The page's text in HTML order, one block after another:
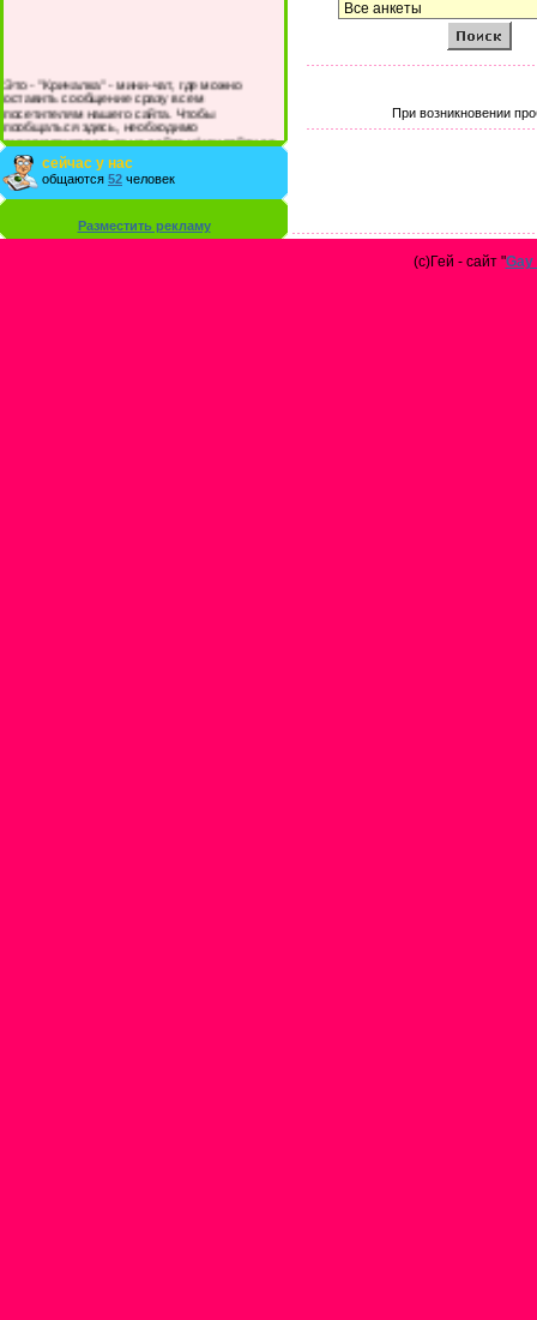
Это - "Кричалка" - мини-чат, где можно
оставить сообщение сразу всем
посетителям нашего сайта. Чтобы
пообщаться здесь, необходимо
зарегистрироваться на сайте и/или войти со
своими логином и паролем.
сейчас у нас
общаются 52 человек
Разместить рекламу
При возникновении
(с)Гей - сайт "Gay